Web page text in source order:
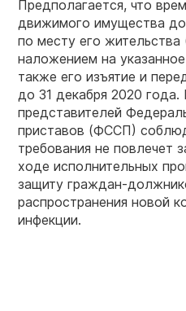
Предполагается, что
движимого имущества
по месту его жительства
наложением на
также его изъятие и
до 31 декабря 2020
представителей
приставов (ФССП)
требования не повлечет
ходе исполнительных
защиту граждан-
распространения новой
инфекции.